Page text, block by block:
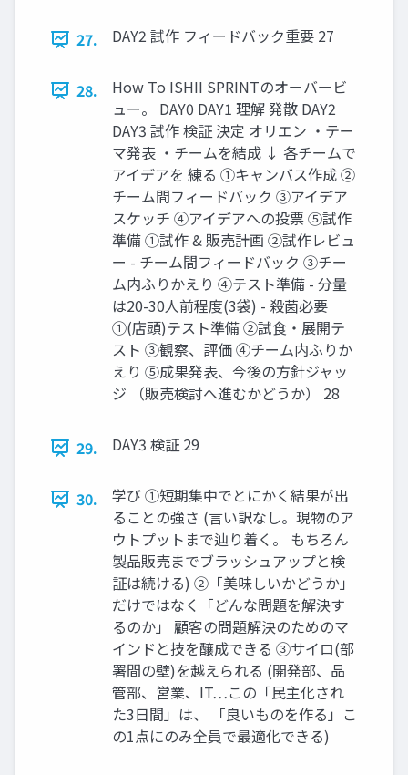
27. DAY2 試作 フィードバック重要 27
28.
How To ISHII SPRINTのオーバービ
ュー。 DAY0 DAY1 理解 発散 DAY2
DAY3 試作 検証 決定 オリエン ・テー
マ発表 ・チームを結成 ↓ 各チームで
アイデアを 練る ①キャンバス作成 ②
チーム間フィードバック ③アイデア
スケッチ ④アイデアへの投票 ⑤試作
準備 ①試作 & 販売計画 ②試作レビュ
ー - チーム間フィードバック ③チー
ム内ふりかえり ④テスト準備 - 分量
は20-30⼈前程度(3袋) - 殺菌必要
①(店頭)テスト準備 ②試⾷・展開テ
スト ③観察、評価 ④チーム内ふりか
えり ⑤成果発表、今後の⽅針ジャッ
ジ （販売検討へ進むかどうか） 28
29. DAY3 検証 29
30.
学び ①短期集中でとにかく結果が出
ることの強さ (⾔い訳なし。現物のア
ウトプットまで辿り着く。 もちろん
製品販売までブラッシュアップと検
証は続ける) ②「美味しいかどうか」
だけではなく「どんな問題を解決す
るのか」 顧客の問題解決のためのマ
インドと技を醸成できる ③サイロ(部
署間の壁)を越えられる (開発部、品
管部、営業、IT…この「⺠主化され
た3⽇間」は、 「良いものを作る」こ
の1点にのみ全員で最適化できる)